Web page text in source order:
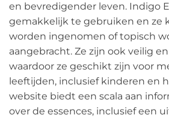
en bevredigender leven. Indigo
gemakkelijk te gebruiken en ze
worden ingenomen of topisch
aangebracht. Ze zijn ook veilig
waardoor ze geschikt zijn voor
leeftijden, inclusief kinderen en
website biedt een scala aan
over de essences, inclusief een